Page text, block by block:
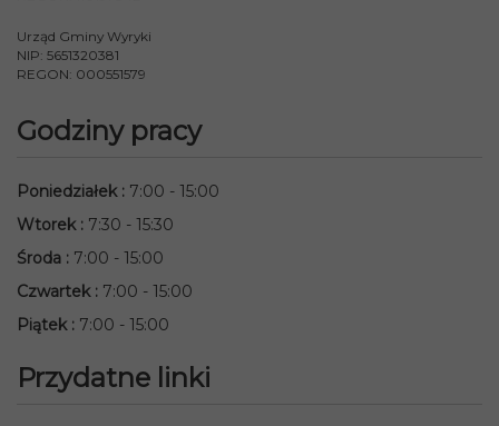
Urząd Gminy Wyryki
NIP: 5651320381
REGON: 000551579
Godziny pracy
Poniedziałek : 7:00 - 15:00
Wtorek : 7:30 - 15:30
Środa : 7:00 - 15:00
Czwartek : 7:00 - 15:00
Piątek : 7:00 - 15:00
Przydatne linki